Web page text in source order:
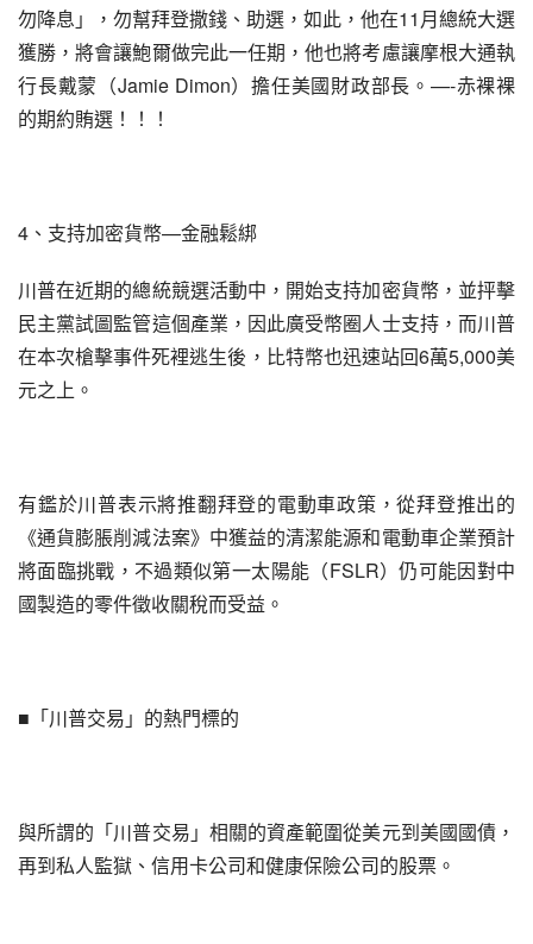
勿降息」，勿幫拜登撒錢、助選，如此，他在11月總統大選
獲勝，將會讓鮑爾做完此一任期，他也將考慮讓摩根大通執
行長戴蒙（Jamie Dimon）擔任美國財政部長。—-赤裸裸
的期約賄選！！！
4、支持加密貨幣—金融鬆綁
川普在近期的總統競選活動中，開始支持加密貨幣，並抨擊
民主黨試圖監管這個產業，因此廣受幣圈人士支持，而川普
在本次槍擊事件死裡逃生後，比特幣也迅速站回6萬5,000美
元之上。
有鑑於川普表示將推翻拜登的電動車政策，從拜登推出的
《通貨膨脹削減法案》中獲益的清潔能源和電動車企業預計
將面臨挑戰，不過類似第一太陽能（FSLR）仍可能因對中
國製造的零件徵收關稅而受益。
■「川普交易」的熱門標的
與所謂的「川普交易」相關的資產範圍從美元到美國國債，
再到私人監獄、信用卡公司和健康保險公司的股票。